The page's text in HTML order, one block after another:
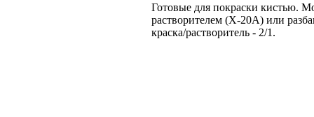
Готовые для покраски кистью.
растворителем (Х-20А) или
краска/растворитель - 2/1.